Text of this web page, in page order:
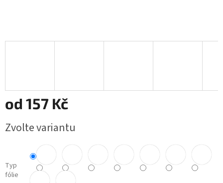
od 157 Kč
cena:
Zvolte variantu
Typ
fólie